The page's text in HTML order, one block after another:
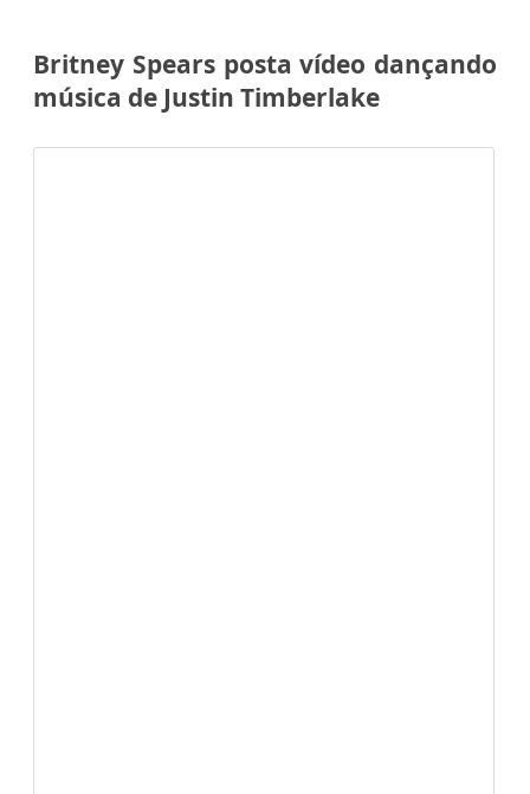
Britney Spears posta vídeo dançando
música de Justin Timberlake